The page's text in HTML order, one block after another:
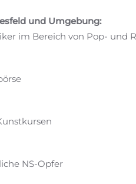
und Umgebung:
im Bereich von Pop- und
NS-Opfer